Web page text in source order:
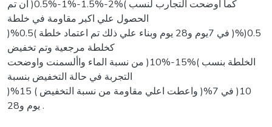
كما اوضحت التجارب لنسب )%2-%1.5-%1-%0.5( ان تم
الحصول علي اكبر مقاومة في خلطة
)%0.5( في 7يوم و28 يوم وبناء علي ذلك تم اعتماد خلطة )%0.5(
كخلطة مرجعية وتم تخفيض
الخلطة بنسب )%15-%10( من نسبة الماء واألسمنت واوضحت
التجربة في حالة التخفيض بنسبة
)%15 ( واعطت اعلي مقاومة من نسبة التخفيض )%10( في 7
يوم و28 .